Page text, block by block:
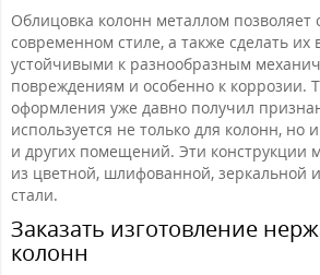
Облицовка колонн металлом
современном стиле, а также сделать
устойчивыми к разнообразным
повреждениям и особенно к коррозии.
оформления уже давно получил
используется не только для колонн, но
и других помещений. Эти конструкции
из цветной, шлифованной, зеркальной
стали.
Заказать изготовление
колонн